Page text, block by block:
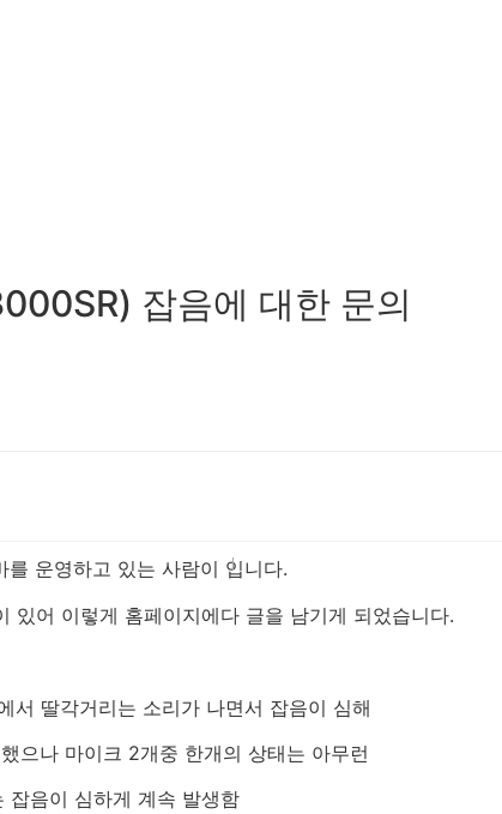
잡음에 대한 문의
운영하고 있는 사람이 입니다.
있어 이렇게 홈페이지에다 글을 남기게 되었습니다.
딸각거리는 소리가 나면서 잡음이 심해
마이크 2개중 한개의 상태는 아무런
이 심하게 계속 발생함